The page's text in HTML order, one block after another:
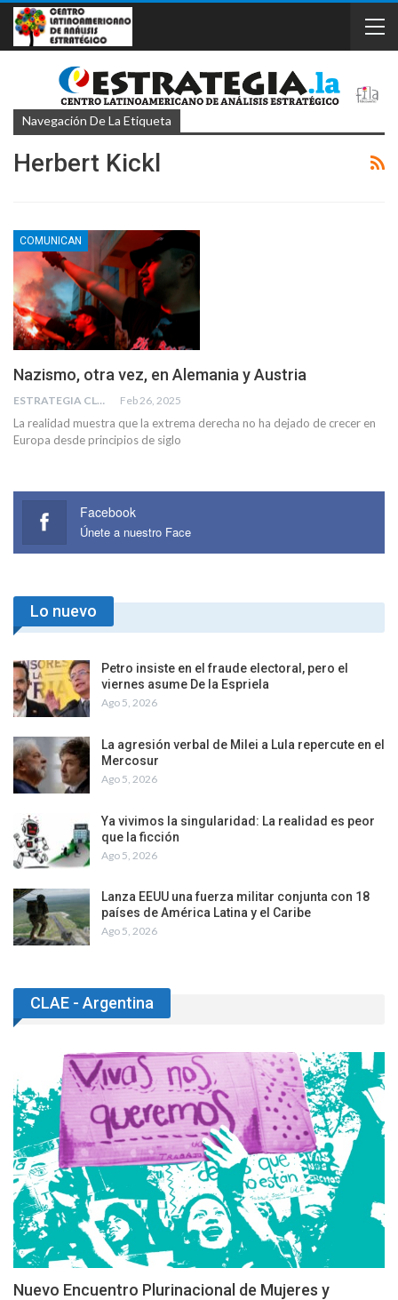
Navegación De La Etiqueta
Herbert Kickl
COMUNICAN
Nazismo, otra vez, en Alemania y Austria
ESTRATEGIA CLAE Feb 26, 2025
La realidad muestra que la extrema derecha no ha dejado de crecer en
Europa desde principios de siglo
Facebook
Únete a nuestro Face
Lo nuevo
Petro insiste en el fraude electoral, pero el
viernes asume De la Espriela
Ago 5, 2026
La agresión verbal de Milei a Lula repercute en el
Mercosur
Ago 5, 2026
Ya vivimos la singularidad: La realidad es peor
que la ficción
Ago 5, 2026
Lanza EEUU una fuerza militar conjunta con 18
países de América Latina y el Caribe
Ago 5, 2026
CLAE - Argentina
Nuevo Encuentro Plurinacional de Mujeres y